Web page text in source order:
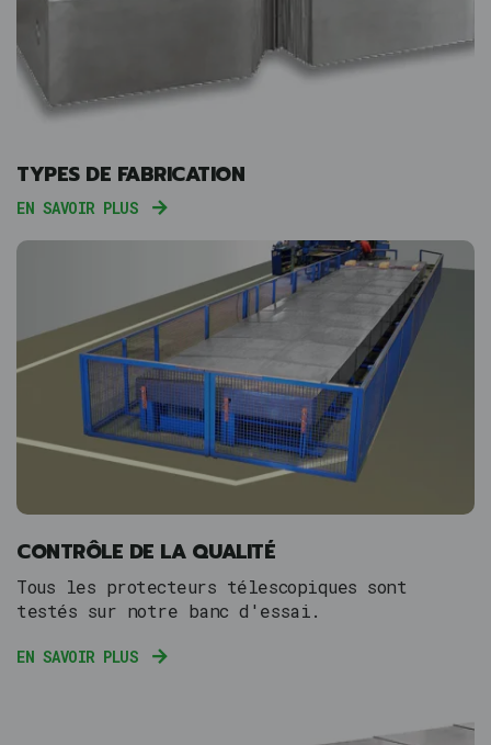
TYPES DE FABRICATION
EN SAVOIR PLUS
CONTRÔLE DE LA QUALITÉ
Tous les protecteurs télescopiques sont
testés sur notre banc d'essai.
EN SAVOIR PLUS